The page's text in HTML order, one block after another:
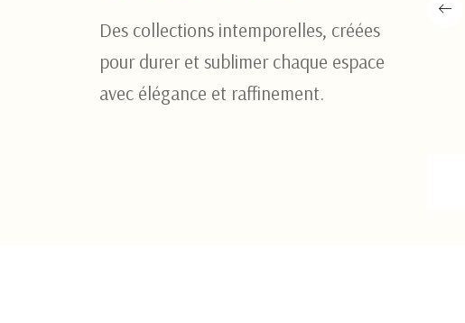
Des collections intemporelles, créées
pour durer et sublimer chaque espace
avec élégance et raffinement.